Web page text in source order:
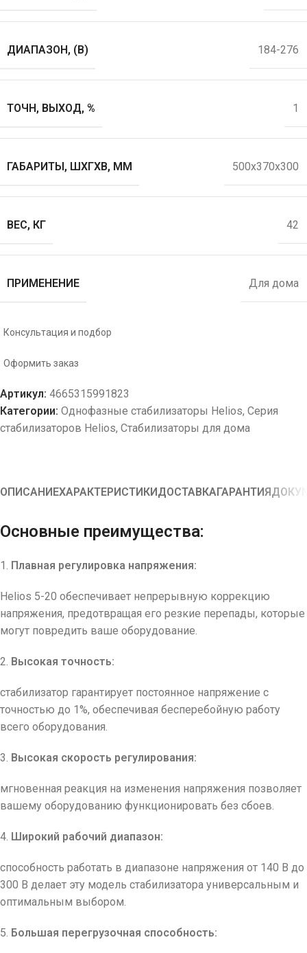
ДИАПАЗОН, (В) 184-276
ТОЧН, ВЫХОД, % 1
ГАБАРИТЫ, ШХГХВ, ММ 500x370x300
ВЕС, КГ 42
ПРИМЕНЕНИЕ Для дома
Консультация и подбор
Оформить заказ
Артикул: 4665315991823
Категории: Однофазные стабилизаторы Helios, Серия
стабилизаторов Helios, Стабилизаторы для дома
ОПИСАНИЕХАРАКТЕРИСТИКИ ДОСТАВКАГАРАНТИЯ
Основные преимущества:
1. Плавная регулировка напряжения:
Helios 5-20 обеспечивает непрерывную коррекцию
напряжения, предотвращая его резкие перепады, которые
могут повредить ваше оборудование.
2. Высокая точность:
стабилизатор гарантирует постоянное напряжение с
точностью до 1%, обеспечивая бесперебойную работу
всего оборудования.
3. Высокая скорость регулирования:
мгновенная реакция на изменения напряжения позволяет
вашему оборудованию функционировать без сбоев.
4. Широкий рабочий диапазон:
способность работать в диапазоне напряжения от 140 В до
300 В делает эту модель стабилизатора универсальным и
оптимальным выбором.
5. Большая перегрузочная способность: